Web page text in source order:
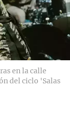
en la calle
del ciclo 'Salas